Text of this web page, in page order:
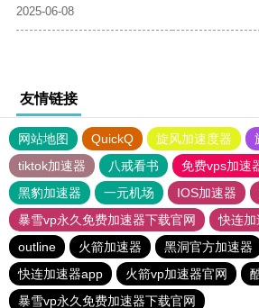
2025-06-08
友情链接
网站地图 QuickQ 旋风加速度器
tiktok加速器
八戒看书
免费vps加速
黑豹加速器
一元机场 IOS加速器
暴雪vp永久免费加速器下载官网
快连
outline
火箭加速器 黑洞官方加速器
快连加速器app
火箭vp加速器官网
暴雪vp永久免费加速器下载官网